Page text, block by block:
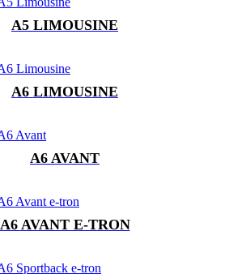
A5 LIMOUSINE
A6 LIMOUSINE
A6 AVANT
A6 AVANT E-TRON